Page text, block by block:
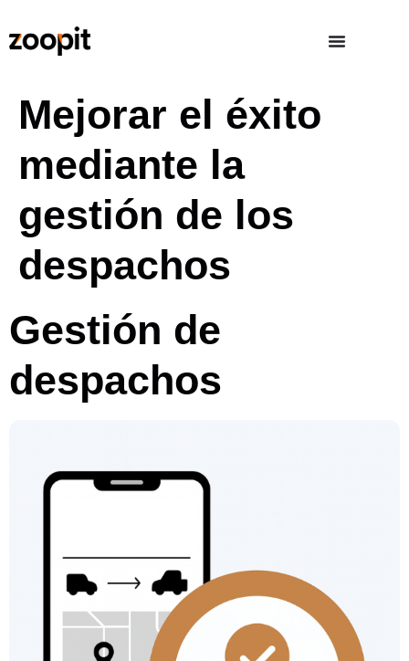
Mejorar el éxito
mediante la
gestión de los
despachos
Gestión de
despachos